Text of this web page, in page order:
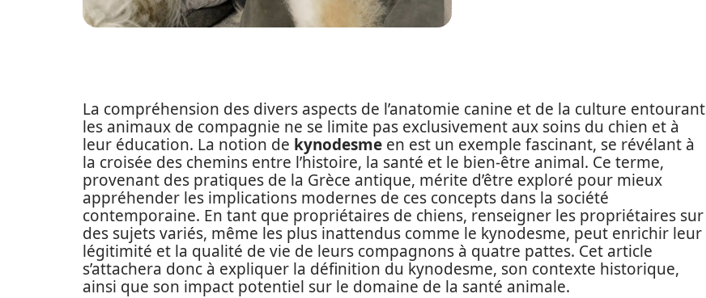
La compréhension des divers aspects de l’anatomie canine et de la culture entourant
les animaux de compagnie ne se limite pas exclusivement aux soins du chien et à
leur éducation. La notion de kynodesme en est un exemple fascinant, se révélant à
la croisée des chemins entre l’histoire, la santé et le bien-être animal. Ce terme,
provenant des pratiques de la Grèce antique, mérite d’être exploré pour mieux
appréhender les implications modernes de ces concepts dans la société
contemporaine. En tant que propriétaires de chiens, renseigner les propriétaires sur
des sujets variés, même les plus inattendus comme le kynodesme, peut enrichir leur
légitimité et la qualité de vie de leurs compagnons à quatre pattes. Cet article
s’attachera donc à expliquer la définition du kynodesme, son contexte historique,
ainsi que son impact potentiel sur le domaine de la santé animale.